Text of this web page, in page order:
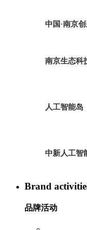
中国·南京
南京生态科
人工智能岛
中新人工智
Brand
品牌活动